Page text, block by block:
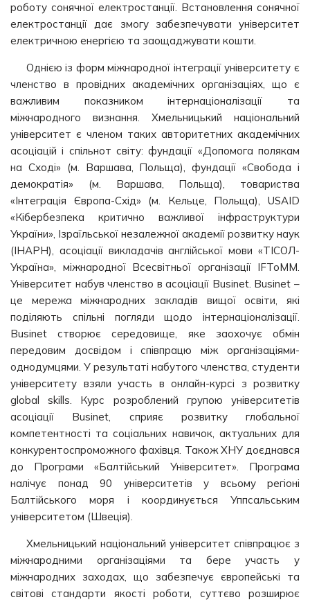
роботу сонячної електростанції. Встановлення сонячної
електростанції дає змогу забезпечувати університет
електричною енергією та заощаджувати кошти.
Однією із форм міжнародної інтеграції університету є
членство в провідних академічних організаціях, що є
важливим показником інтернаціоналізації та
міжнародного визнання. Хмельницький національний
університет є членом таких авторитетних академічних
асоціацій і спільнот світу: фундації «Допомога полякам
на Сході» (м. Варшава, Польща), фундації «Свобода і
демократія» (м. Варшава, Польща), товариства
«Інтеграція Європа-Схід» (м. Кельце, Польща), USAID
«Кібербезпека критично важливої інфраструктури
України», Ізраїльської незалежної академії розвитку наук
(ІНАРН), асоціації викладачів англійської мови «ТІСОЛ-
Україна», міжнародної Всесвітньої організації IFToMM.
Університет набув членство в асоціації Businet. Businet –
це мережа міжнародних закладів вищої освіти, які
поділяють спільні погляди щодо інтернаціоналізації.
Businet створює середовище, яке заохочує обмін
передовим досвідом і співпрацю між організаціями-
однодумцями. У результаті набутого членства, студенти
університету взяли участь в онлайн-курсі з розвитку
global skills. Курс розроблений групою університетів
асоціації Businet, сприяє розвитку глобальної
компетентності та соціальних навичок, актуальних для
конкурентоспроможного фахівця. Також ХНУ доєднався
до Програми «Балтійський Університет». Програма
налічує понад 90 університетів у всьому регіоні
Балтійського моря і координується Уппсальським
університетом (Швеція).
Хмельницький національний університет співпрацює з
міжнародними організаціями та бере участь у
міжнародних заходах, що забезпечує європейські та
світові стандарти якості роботи, суттєво розширює